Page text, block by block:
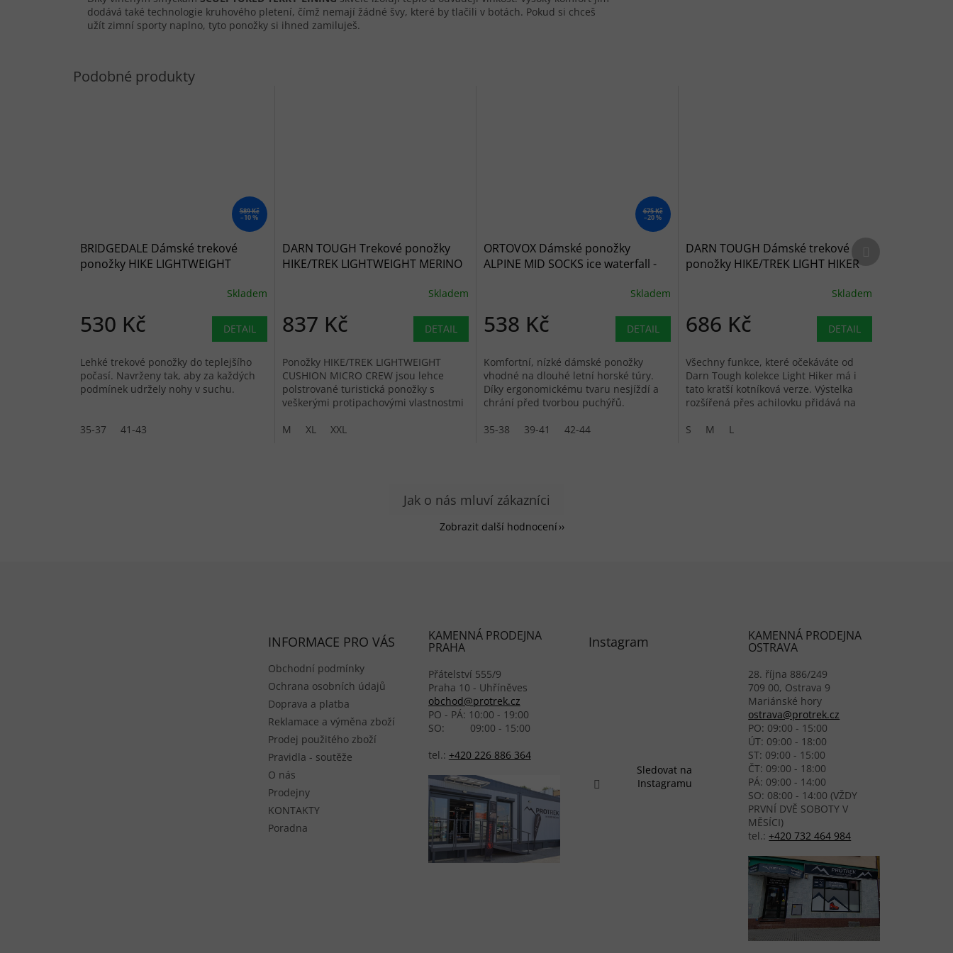
dodává také technologie kruhového pletení, čímž nemají žádné švy, které by tlačili v botách. Pokud si chceš
užít zimní sporty naplno, tyto ponožky si ihned zamiluješ.
589 Kč
–10 %
BRIDGEDALE Dámské trekové
ponožky HIKE LIGHTWEIGHT
Skladem
530 Kč DETAIL
Lehké trekové ponožky do teplejšího
počasí. Navrženy tak, aby za každých
podmínek udržely nohy v suchu.
35-37 41-43
DARN TOUGH Trekové ponožky
HIKE/TREK LIGHTWEIGHT MERINO
Skladem
837 Kč DETAIL
Ponožky HIKE/TREK LIGHTWEIGHT
CUSHION MICRO CREW jsou lehce
polstrované turistická ponožky s
veškerými protipachovými vlastnostmi
pružnost,...
M XL XXL
675 Kč
–20 %
ORTOVOX Dámské ponožky
ALPINE MID SOCKS ice waterfall -
Skladem
538 Kč DETAIL
Komfortní, nízké dámské ponožky
vhodné na dlouhé letní horské túry.
Díky ergonomickému tvaru nesjíždí a
chrání před tvorbou puchýřů.
35-38
39-41 42-44
DARN TOUGH Dámské trekové
ponožky HIKE/TREK LIGHT HIKER
Skladem
686 Kč DETAIL
Všechny funkce, které očekáváte od
Darn Tough kolekce Light Hiker má i
tato kratší kotníková verze. Výstelka
rozšířená přes achilovku přidává na
S
M L
Zobrazit další hodnocení
INFORMACE PRO VÁS
Obchodní podmínky
Ochrana osobních údajů
Doprava a platba
Reklamace a výměna zboží
Prodej použitého zboží
Pravidla - soutěže
O nás
Prodejny
KONTAKTY
Poradna
KAMENNÁ PRODEJNA
PRAHA
Přátelství 555/9
Praha 10 - Uhříněves
obchod@protrek.cz
PO - PÁ: 10:00 - 19:00
SO: 09:00 - 15:00
tel.: +420 226 886 364
Instagram
Sledovat na
Instagramu
KAMENNÁ PRODEJNA
OSTRAVA
28. října 886/249
709 00, Ostrava 9
Mariánské hory
ostrava@protrek.cz
PO: 09:00 - 15:00
ÚT: 09:00 - 18:00
ST: 09:00 - 15:00
ČT: 09:00 - 18:00
PÁ: 09:00 - 14:00
SO: 08:00 - 14:00 (VŽDY
PRVNÍ DVĚ SOBOTY V
MĚSÍCI)
tel.:+420 732 464 984